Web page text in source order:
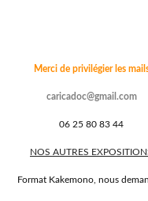
Merci de privilégier les
caricadoc@gmail.com
06 25 80 83 44
NOS AUTRES
Format Kakemono, nous